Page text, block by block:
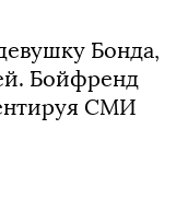
Бонда,
Бойфренд
СМИ